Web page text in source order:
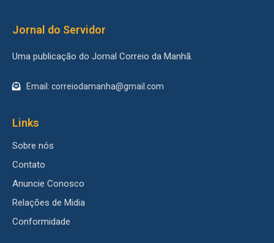
Jornal do Servidor
Uma publicação do Jornal Correio da Manhã.
Email: correiodamanha@gmail.com
Links
Sobre nós
Contato
Anuncie Conosco
Relações de Midia
Conformidade